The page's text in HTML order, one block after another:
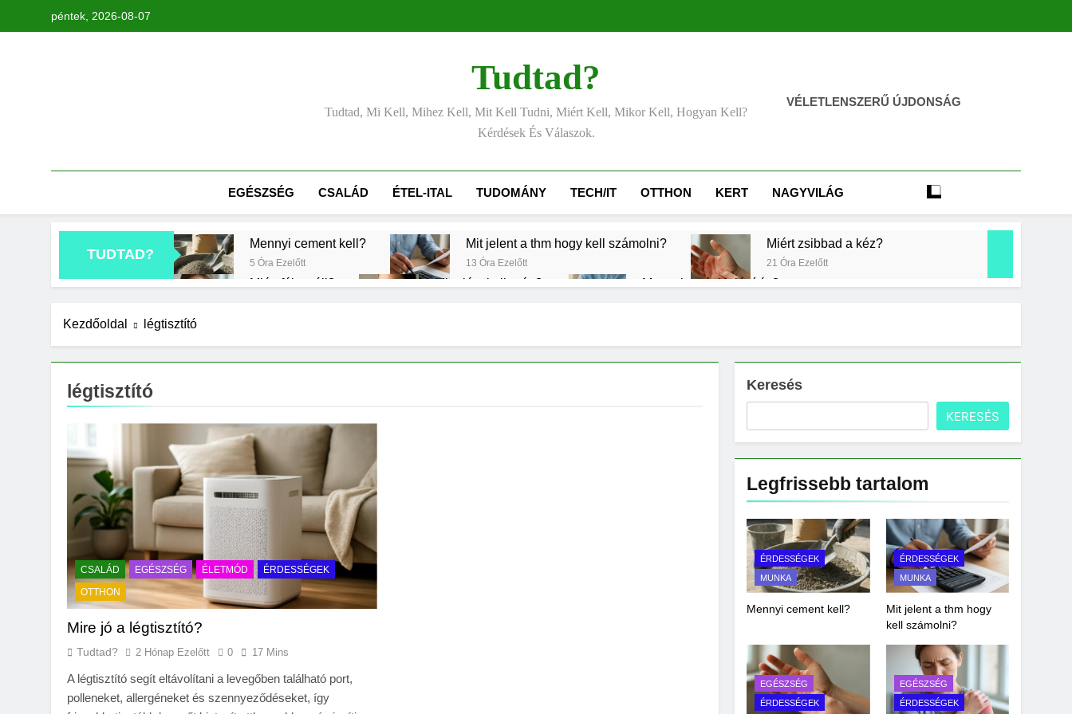
péntek, 2026-08-07
Tudtad?
Tudtad, Mi Kell, Mihez Kell, Mit Kell Tudni, Miért Kell, Mikor Kell, Hogyan Kell?
Kérdések És Válaszok.
VÉLETLENSZERŰ ÚJDONSÁG
EGÉSZSÉG CSALÁD ÉTEL-ITAL TUDOMÁNY TECH/IT OTTHON KERT NAGYVILÁG
TUDTAD?
Mennyi cement kell?
5 Óra Ezelőtt
Mit jelent a thm hogy kell számolni?
13 Óra Ezelőtt
Miért zsibbad a kéz?
21 Óra Ezelőtt
Miért fáj a váll? Mire jó a kollagén? Mennyi a végkielégítés?
Milyen fűtést érdemes választani?
Kezdőoldal légtisztító
légtisztító
CSALÁD EGÉSZSÉG ÉLETMÓD
ÉRDESSÉGEK
OTTHON
Mire jó a légtisztító?
Tudtad? 2 Hónap Ezelőtt 0 17 Mins
A légtisztító segít eltávolítani a levegőben található port,
polleneket, allergéneket és szennyeződéseket, így
Keresés
KERESÉS
Legfrissebb tartalom
ÉRDESSÉGEK
MUNKA
Mennyi cement kell?
ÉRDESSÉGEK
MUNKA
Mit jelent a thm hogy
kell számolni?
EGÉSZSÉG
ÉRDESSÉGEK
EGÉSZSÉG
ÉRDESSÉGEK